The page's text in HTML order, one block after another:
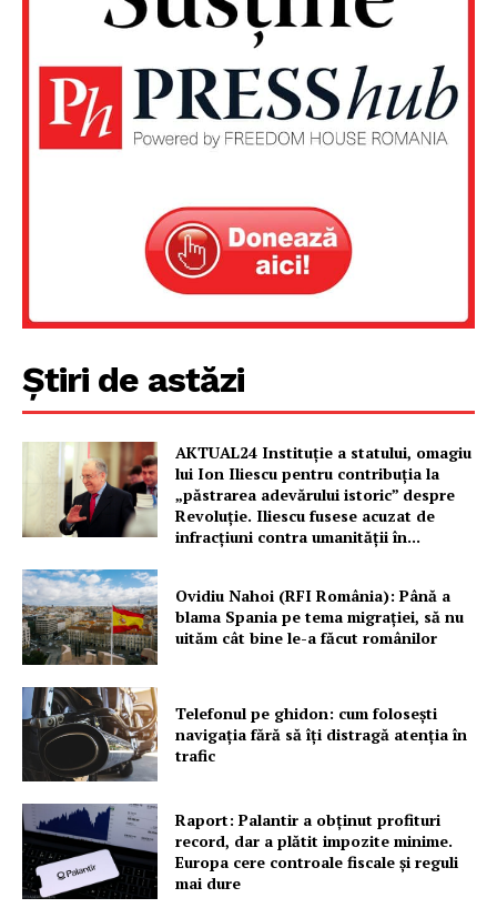
Știri de astăzi
AKTUAL24 Instituție a statului, omagiu
lui Ion Iliescu pentru contribuția la
„păstrarea adevărului istoric” despre
Revoluție. Iliescu fusese acuzat de
infracțiuni contra umanității în...
Ovidiu Nahoi (RFI România): Până a
blama Spania pe tema migrației, să nu
uităm cât bine le-a făcut românilor
Telefonul pe ghidon: cum folosești
navigația fără să îți distragă atenția în
trafic
Raport: Palantir a obținut profituri
record, dar a plătit impozite minime.
Europa cere controale fiscale și reguli
mai dure